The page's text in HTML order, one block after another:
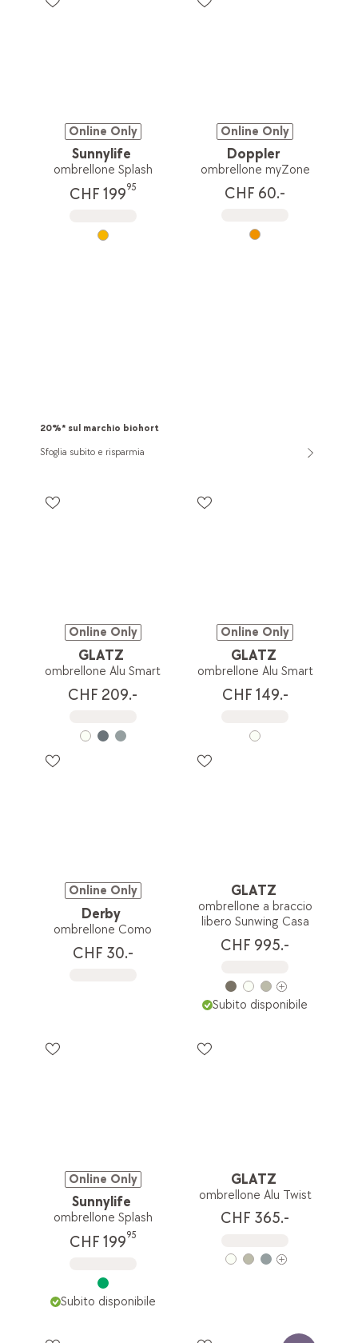
Online Only
Sunnylife
ombrellone Splash
CHF 19995
Online Only
Doppler
ombrellone myZone
CHF 60.-
20%* sul marchio biohort
Sfoglia subito e risparmia
Online Only
GLATZ
ombrellone Alu Smart
CHF 209.-
Online Only
GLATZ
ombrellone Alu Smart
CHF 149.-
Online Only
Derby
ombrellone Como
CHF 30.-
GLATZ
ombrellone a braccio
libero Sunwing Casa
CHF 995.-
Subito disponibile
Online Only
Sunnylife
ombrellone Splash
CHF 19995
Subito disponibile
GLATZ
ombrellone Alu Twist
CHF 365.-